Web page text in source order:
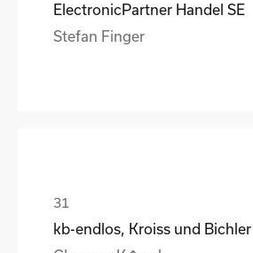
ElectronicPartner Handel SE
Stefan Finger
kb-endlos, Kroiss und Bichler